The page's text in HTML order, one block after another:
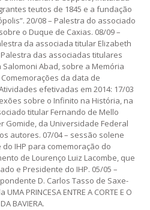
teutos de 1845 e a fundação
20/08 – Palestra do associado
o Duque de Caxias. 08/09 –
da associada titular Elizabeth
das associadas titulares
Salomoni Abad, sobre a Memória
da data de
efetivadas em 2014: 17/03
sobre o Infinito na História, na
titular Fernando de Mello
Gomide, da Universidade Federal
autores. 07/04 – sessão solene
IHP para comemoração do
de Lourenço Luiz Lacombe, que
e Presidente do IHP. 05/05 –
D. Carlos Tasso de Saxe-
PRINCESA ENTRE A CORTE E O
BAVIERA.